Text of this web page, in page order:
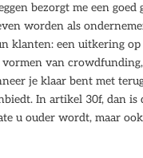
bezorgt me een
worden als
klanten: een uitkering op
van
je klaar bent met
In artikel 30f, dan
u ouder wordt, maar